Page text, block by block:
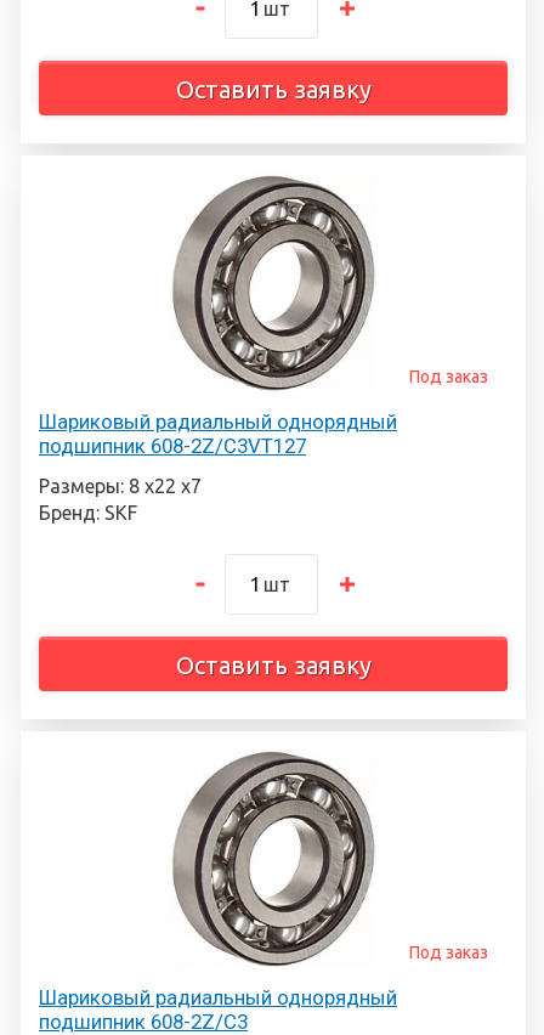
шт
Оставить заявку
Шариковый радиальный однорядный
подшипник 608-2Z/C3VT127
Под заказ
Размеры: 8 х22 х7
Бренд: SKF
шт
Оставить заявку
Шариковый радиальный однорядный
подшипник 608-2Z/C3
Под заказ